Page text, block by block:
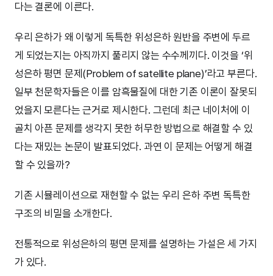
다는 결론에 이른다.
우리 은하가 왜 이렇게 독특한 위성은하 원반을 주변에 두르
게 되었는지는 아직까지 풀리지 않는 수수께끼다. 이것을 ‘위
성은하 평면 문제(Problem of satellite plane)’라고 부른다.
일부 천문학자들은 이를 암흑물질에 대한 기존 이론이 잘못되
었을지 모른다는 근거로 제시한다. 그런데 최근 네이처에 이
골치 아픈 문제를 생각지 못한 허무한 방법으로 해결할 수 있
다는 재밌는 논문이 발표되었다. 과연 이 문제는 어떻게 해결
할 수 있을까?
기존 시뮬레이션으로 재현할 수 없는 우리 은하 주변 독특한
구조의 비밀을 소개한다.
전통적으로 위성은하의 평면 문제를 설명하는 가설은 세 가지
가 있다.